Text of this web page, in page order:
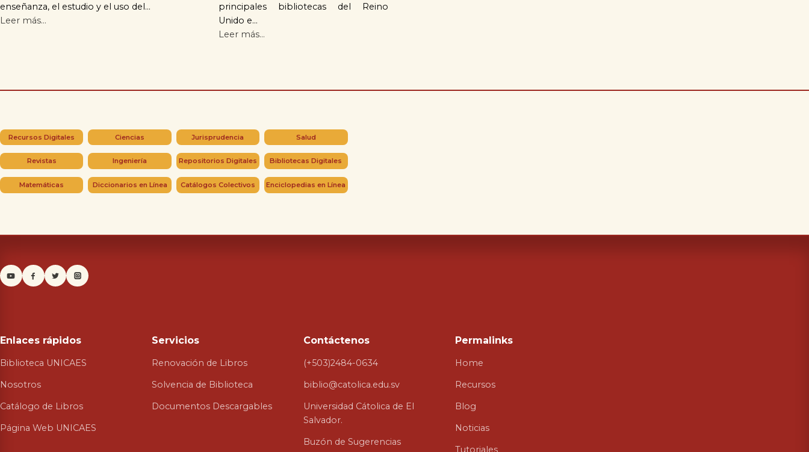
enseñanza, el estudio y el uso del...
Leer más...
principales bibliotecas del Reino
Unido e...
Leer más...
Recursos Digitales Ciencias Jurisprudencia Salud
Revistas Ingeniería Repositorios Digitales Bibliotecas Digitales
Matemáticas Diccionarios en Línea Catálogos Colectivos Enciclopedias en Línea
Enlaces rápidos
Biblioteca UNICAES
Nosotros
Catálogo de Libros
Página Web UNICAES
Servicios
Renovación de Libros
Solvencia de Biblioteca
Documentos Descargables
Contáctenos
(+503)2484-0634
biblio@catolica.edu.sv
Universidad Cátolica de El
Salvador.
Buzón de Sugerencias
Permalinks
Home
Recursos
Blog
Noticias
Tutoriales